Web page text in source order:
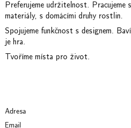
Preferujeme udržitelnost. Pracujeme
materiály, s domácími druhy rostlin.
Spojujeme funkčnost s designem.
je hra.
Tvoříme místa pro život.
Adresa
Email